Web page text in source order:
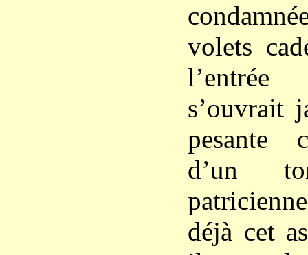
volets
s’ouvrait
pesante
d’un
déjà cet